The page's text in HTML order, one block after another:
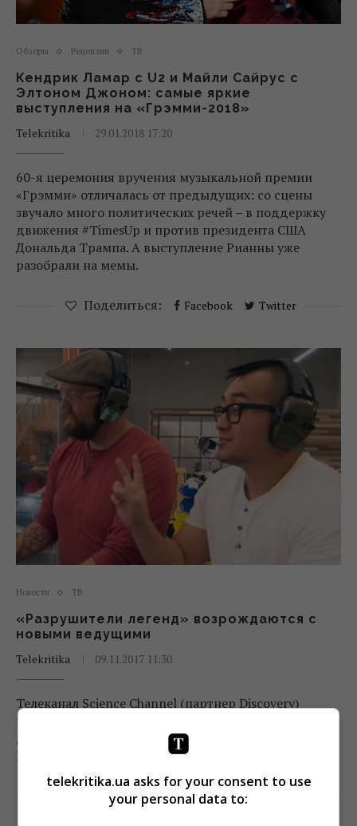
Обзоры Рецензии ТВ
Кендрик Ламар с U2 и Майли Сайрус с
Элтоном Джоном: самые яркие
выступления на «Грэмми-2018»
Telekritika
29.01.2018 17:20
60-я церемония вручения музыкальной премии
«Грэмми» отличалась от предыдущих: со сцены
звучало много политических речей – в поддержку
движения #TimesUp и против президента США
Дональда Трампа. А выступление Рианны уже
разобрали на мемы.
Поделиться: Facebook Twitter
Новости ТВ
«Разрушители легенд» возрождаются с
новыми ведущими
Telekritika
09.11.2017 11:30
Телеканал Science Channel (партнер Discovery)
покажет новые выпуски научно-популярного
документального шоу «Разрушители легенд».
Первый сезон возрожденной программы стартует...
Поделиться: Facebook
telekritika.ua asks for your consent to use
your personal data to: